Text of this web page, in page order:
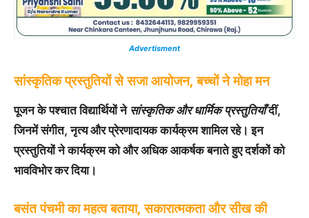
Advertisment
सांस्कृतिक प्रस्तुतियों से सजा आयोजन, बच्चों ने मोहा मन
पूजन के पश्चात विद्यार्थियों ने सांस्कृतिक और धार्मिक प्रस्तुतियाँदीं,
जिनमें संगीत, नृत्य और प्रेरणादायक कार्यक्रम शामिल रहे। इन
प्रस्तुतियों ने कार्यक्रम को और अधिक आकर्षक बनाते हुए दर्शकों को
भावविभोर कर दिया।
बसंत पंचमी का महत्व बताया, सकारात्मकता और सीख की